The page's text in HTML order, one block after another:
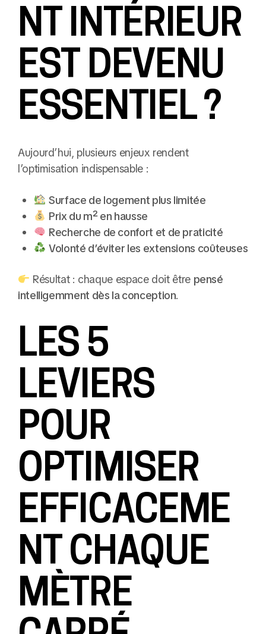
NT INTÉRIEUR
EST DEVENU
ESSENTIEL ?
Aujourd’hui, plusieurs enjeux rendent
l’optimisation indispensable :
Surface de logement plus limitée
Prix du m² en hausse
Recherche de confort et de praticité
Volonté d’éviter les extensions coûteuses
Résultat : chaque espace doit être pensé
intelligemment dès la conception.
LES 5
LEVIERS
POUR
OPTIMISER
EFFICACEME
NT CHAQUE
MÈTRE